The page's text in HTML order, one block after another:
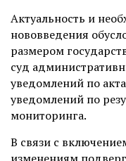
Актуальность и
нововведения
размером
суд
уведомлений по
уведомлений по
мониторинга.
В связи с